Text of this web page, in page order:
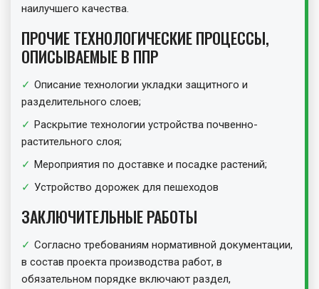
наилучшего качества.
ПРОЧИЕ ТЕХНОЛОГИЧЕСКИЕ ПРОЦЕССЫ,
ОПИСЫВАЕМЫЕ В ППР
Описание технологии укладки защитного и
разделительного слоев;
Раскрытие технологии устройства почвенно-
растительного слоя;
Мероприятия по доставке и посадке растений;
Устройство дорожек для пешеходов
ЗАКЛЮЧИТЕЛЬНЫЕ РАБОТЫ
Согласно требованиям нормативной документации,
в состав проекта производства работ, в
обязательном порядке включают раздел,